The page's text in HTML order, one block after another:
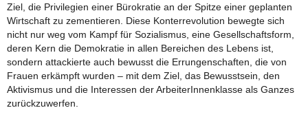
Ziel, die Privilegien einer Bürokratie an der Spitze einer geplanten
Wirtschaft zu zementieren. Diese Konterrevolution bewegte sich
nicht nur weg vom Kampf für Sozialismus, eine Gesellschaftsform,
deren Kern die Demokratie in allen Bereichen des Lebens ist,
sondern attackierte auch bewusst die Errungenschaften, die von
Frauen erkämpft wurden – mit dem Ziel, das Bewusstsein, den
Aktivismus und die Interessen der ArbeiterInnenklasse als Ganzes
zurückzuwerfen.